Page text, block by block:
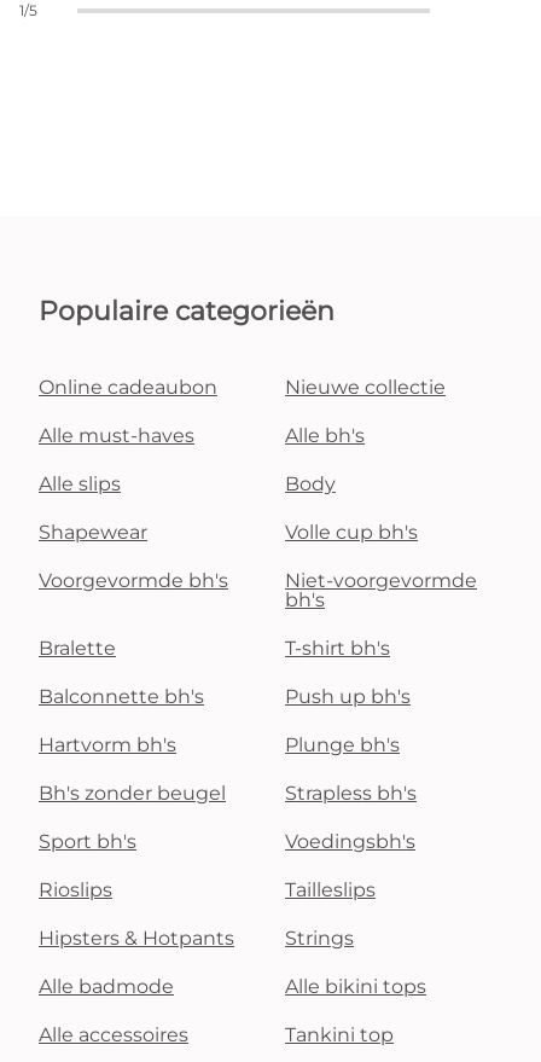
1/5
Populaire categorieën
Online cadeaubon Nieuwe collectie
Alle must-haves Alle bh's
Alle slips Body
Shapewear Volle cup bh's
Voorgevormde bh's
Niet-voorgevormde
bh's
Bralette T-shirt bh's
Balconnette bh's Push up bh's
Hartvorm bh's Plunge bh's
Bh's zonder beugel Strapless bh's
Sport bh's Voedingsbh's
Rioslips Tailleslips
Hipsters & Hotpants Strings
Alle badmode Alle bikini tops
Alle accessoires Tankini top